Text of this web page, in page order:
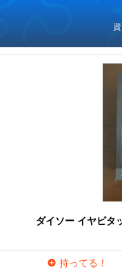
ダイソー イヤピタ
持ってる！